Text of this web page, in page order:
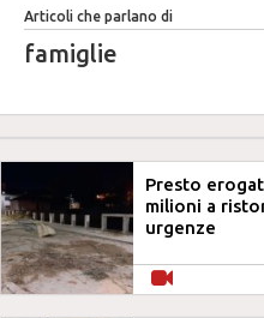
Articoli che parlano di
famiglie
Presto
milioni a
urgenze